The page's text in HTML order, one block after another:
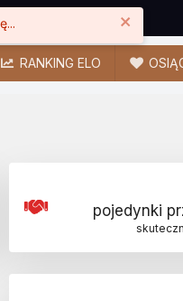
RANKING ELO
pojedynki